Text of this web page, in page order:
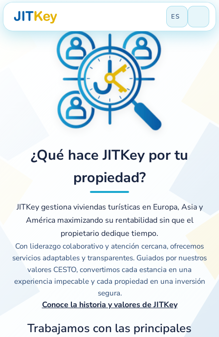
ES
Gestión profesional de
apartamentos turísticos en
España
Excelencia en gestión de alojamientos turísticos
¿Deseas reservar?
¿Eres cliente?
¿Qué hace JITKey por tu
propiedad?
JITKey gestiona viviendas turísticas en Europa, Asia y
América maximizando su rentabilidad sin que el
propietario dedique tiempo.
Con liderazgo colaborativo y atención cercana, ofrecemos
servicios adaptables y transparentes. Guiados por nuestros
valores CESTO, convertimos cada estancia en una
experiencia impecable y cada propiedad en una inversión
segura.
Conoce la historia y valores de JITKey
Trabajamos con las principales